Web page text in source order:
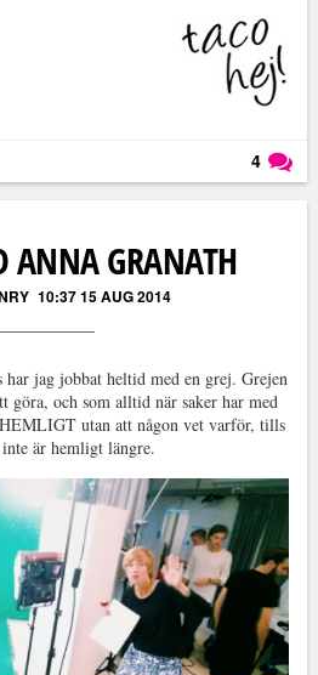
4
ANNA GRANATH
10:37 15 AUG 2014
har jag jobbat heltid med en grej. Grejen
göra, och som alltid när saker har med
utan att någon vet varför, tills
är hemligt längre.